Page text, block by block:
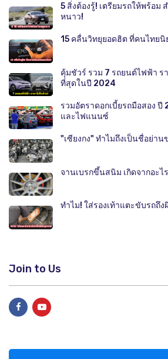
5 สิ่งต้องรู้! เตรียมรถให้พร้อม
หนาว!
15 คลื่นวิทยุยอดฮิต ที่คนไทย
คุ้มชัวร์ รวม 7 รถยนต์ไฟฟ้า ร
ที่สุดในปี 2024
รวมอัตราดอกเบี้ยรถมือสอง ปี
และไฟแนนซ์
"เซียงกง" ทำไมถึงเป็นชื่อย่าน
จานเบรกขึ้นสนิม เกิดจากอะ
ทำไม! ใส่รองเท้าแตะขับรถถึ
Join to Us